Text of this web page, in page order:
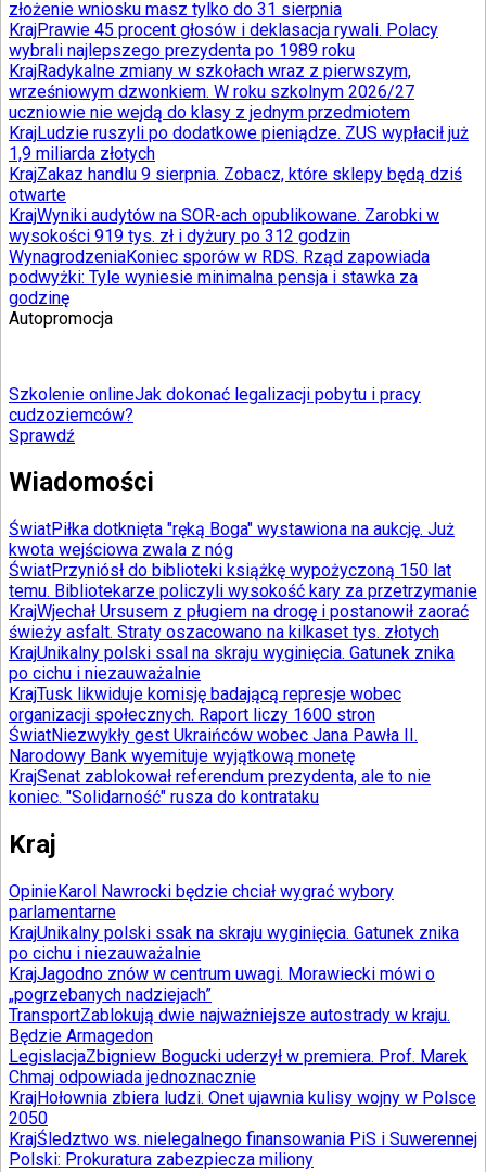
złożenie wniosku masz tylko do 31 sierpnia
KrajPrawie 45 procent głosów i deklasacja rywali. Polacy
wybrali najlepszego prezydenta po 1989 roku
KrajRadykalne zmiany w szkołach wraz z pierwszym,
wrześniowym dzwonkiem. W roku szkolnym 2026/27
uczniowie nie wejdą do klasy z jednym przedmiotem
KrajLudzie ruszyli po dodatkowe pieniądze. ZUS wypłacił już
1,9 miliarda złotych
KrajZakaz handlu 9 sierpnia. Zobacz, które sklepy będą dziś
otwarte
KrajWyniki audytów na SOR-ach opublikowane. Zarobki w
wysokości 919 tys. zł i dyżury po 312 godzin
WynagrodzeniaKoniec sporów w RDS. Rząd zapowiada
podwyżki: Tyle wyniesie minimalna pensja i stawka za
godzinę
Autopromocja
Szkolenie onlineJak dokonać legalizacji pobytu i pracy
cudzoziemców?
Sprawdź
Wiadomości
ŚwiatPiłka dotknięta "ręką Boga" wystawiona na aukcję. Już
kwota wejściowa zwala z nóg
ŚwiatPrzyniósł do biblioteki książkę wypożyczoną 150 lat
temu. Bibliotekarze policzyli wysokość kary za przetrzymanie
KrajWjechał Ursusem z pługiem na drogę i postanowił zaorać
świeży asfalt. Straty oszacowano na kilkaset tys. złotych
KrajUnikalny polski ssal na skraju wyginięcia. Gatunek znika
po cichu i niezauważalnie
KrajTusk likwiduje komisję badającą represje wobec
organizacji społecznych. Raport liczy 1600 stron
ŚwiatNiezwykły gest Ukraińców wobec Jana Pawła II.
Narodowy Bank wyemituje wyjątkową monetę
KrajSenat zablokował referendum prezydenta, ale to nie
koniec. "Solidarność" rusza do kontrataku
Kraj
OpinieKarol Nawrocki będzie chciał wygrać wybory
parlamentarne
KrajUnikalny polski ssak na skraju wyginięcia. Gatunek znika
po cichu i niezauważalnie
KrajJagodno znów w centrum uwagi. Morawiecki mówi o
„pogrzebanych nadziejach”
TransportZablokują dwie najważniejsze autostrady w kraju.
Będzie Armagedon
LegislacjaZbigniew Bogucki uderzył w premiera. Prof. Marek
Chmaj odpowiada jednoznacznie
KrajHołownia zbiera ludzi. Onet ujawnia kulisy wojny w Polsce
2050
KrajŚledztwo ws. nielegalnego finansowania PiS i Suwerennej
Polski: Prokuratura zabezpiecza miliony